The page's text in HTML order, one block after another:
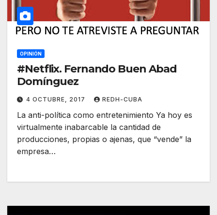
OPINIÓN
#Netflix. Fernando Buen Abad
Domínguez
4 OCTUBRE, 2017 REDH-CUBA
La anti-política como entretenimiento Ya hoy es
virtualmente inabarcable la cantidad de
producciones, propias o ajenas, que “vende” la
empresa…